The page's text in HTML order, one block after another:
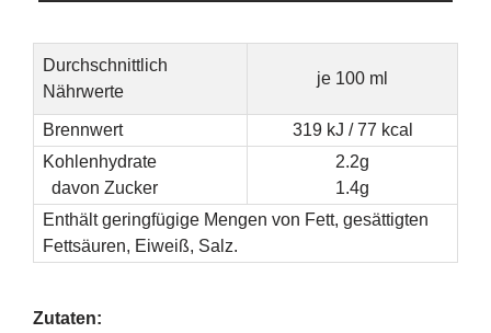
Durchschnittlich
Nährwerte
je 100 ml
Brennwert
319 kJ / 77 kcal
Kohlenhydrate
davon Zucker
2.2g
1.4g
Enthält geringfügige Mengen von Fett, gesättigten
Fettsäuren, Eiweiß, Salz.
Zutaten: